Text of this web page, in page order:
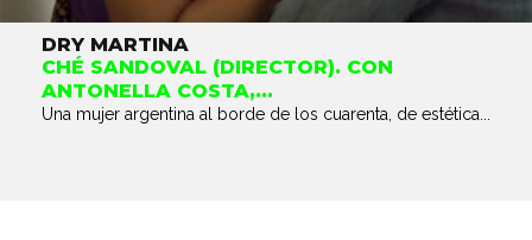
DRY MARTINA
CHÉ SANDOVAL (DIRECTOR). CON
ANTONELLA COSTA,...
Una mujer argentina al borde de los cuarenta, de estética...